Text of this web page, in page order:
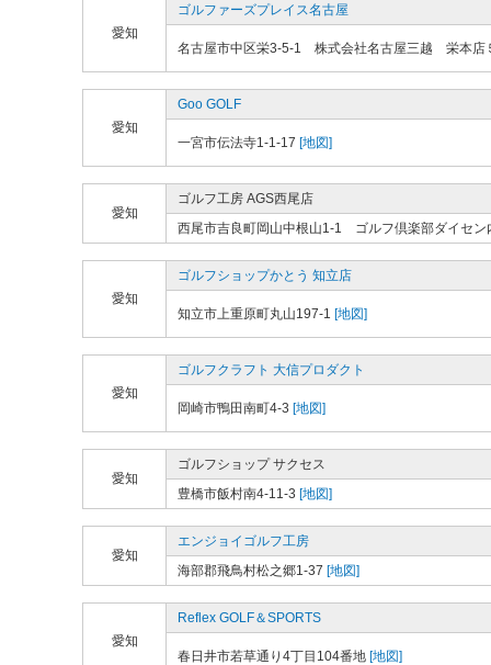
愛知
ゴルファーズプレイス名古屋
名古屋市中区栄3-5-1 株式会社名古屋三越 栄本店
愛知
Goo GOLF
一宮市伝法寺1-1-17 [地図]
愛知
ゴルフ工房 AGS西尾店
西尾市吉良町岡山中根山1-1 ゴルフ倶楽部ダイセン
愛知
ゴルフショップかとう 知立店
知立市上重原町丸山197-1 [地図]
愛知
ゴルフクラフト 大信プロダクト
岡崎市鴨田南町4-3 [地図]
愛知
ゴルフショップ サクセス
豊橋市飯村南4-11-3 [地図]
愛知
エンジョイゴルフ工房
海部郡飛鳥村松之郷1-37 [地図]
愛知
Reflex GOLF＆SPORTS
春日井市若草通り4丁目104番地 [地図]